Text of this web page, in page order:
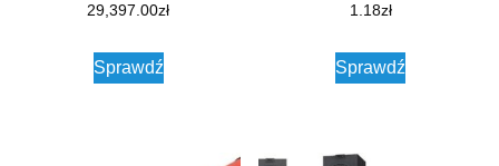
29,397.00zł
Sprawdź
1.18zł
Sprawdź